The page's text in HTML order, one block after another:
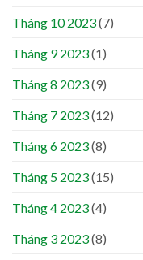
Tháng 10 2023(7)
Tháng 9 2023(1)
Tháng 8 2023(9)
Tháng 7 2023(12)
Tháng 6 2023(8)
Tháng 5 2023(15)
Tháng 4 2023(4)
Tháng 3 2023(8)